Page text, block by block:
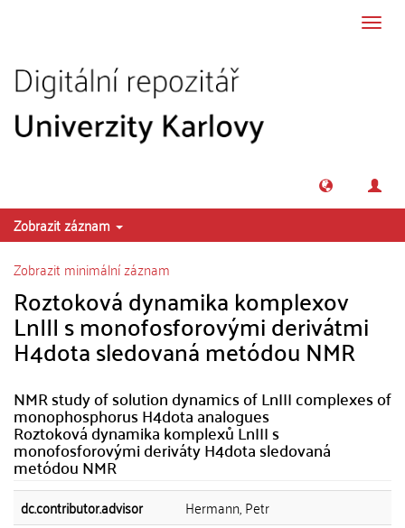
Zobrazit záznam
Zobrazit minimální záznam
Roztoková dynamika komplexov
LnIII s monofosforovými derivátmi
H4dota sledovaná metódou NMR
NMR study of solution dynamics of LnIII complexes of
monophosphorus H4dota analogues
Roztoková dynamika komplexů LnIII s
monofosforovými deriváty H4dota sledovaná
metódou NMR
dc.contributor.advisor
Hermann, Petr